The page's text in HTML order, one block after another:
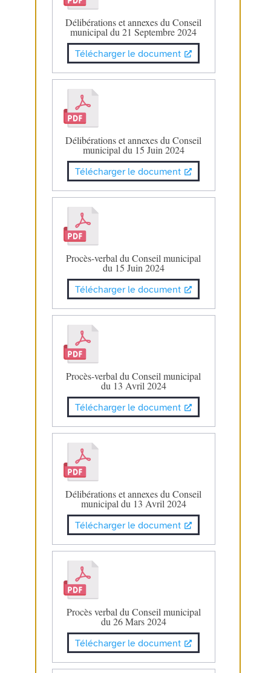
Délibérations et annexes du Conseil
municipal du 21 Septembre 2024
Télécharger le document
Délibérations et annexes du Conseil
municipal du 15 Juin 2024
Télécharger le document
Procès-verbal du Conseil municipal
du 15 Juin 2024
Télécharger le document
Procès-verbal du Conseil municipal
du 13 Avril 2024
Télécharger le document
Délibérations et annexes du Conseil
municipal du 13 Avril 2024
Télécharger le document
Procès verbal du Conseil municipal
du 26 Mars 2024
Télécharger le document